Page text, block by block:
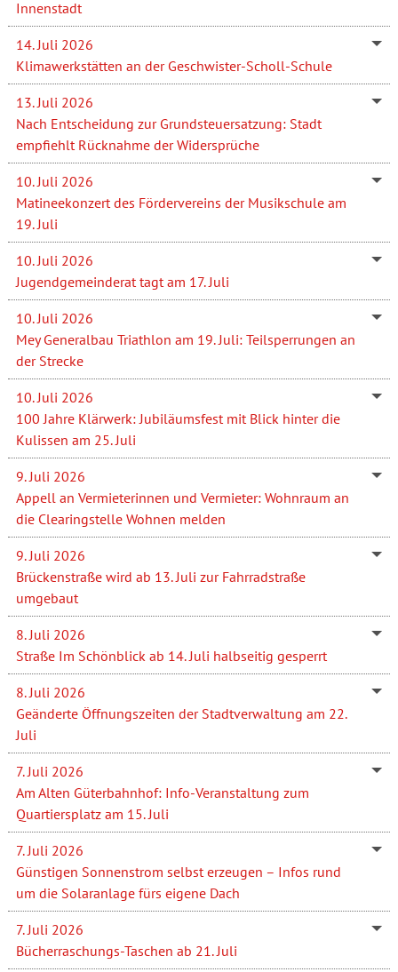
Innenstadt
14. Juli 2026
Klimawerkstätten an der Geschwister-Scholl-Schule
13. Juli 2026
Nach Entscheidung zur Grundsteuersatzung: Stadt
empfiehlt Rücknahme der Widersprüche
10. Juli 2026
Matineekonzert des Fördervereins der Musikschule am
19. Juli
10. Juli 2026
Jugendgemeinderat tagt am 17. Juli
10. Juli 2026
Mey Generalbau Triathlon am 19. Juli: Teilsperrungen an
der Strecke
10. Juli 2026
100 Jahre Klärwerk: Jubiläumsfest mit Blick hinter die
Kulissen am 25. Juli
9. Juli 2026
Appell an Vermieterinnen und Vermieter: Wohnraum an
die Clearingstelle Wohnen melden
9. Juli 2026
Brückenstraße wird ab 13. Juli zur Fahrradstraße
umgebaut
8. Juli 2026
Straße Im Schönblick ab 14. Juli halbseitig gesperrt
8. Juli 2026
Geänderte Öffnungszeiten der Stadtverwaltung am 22.
Juli
7. Juli 2026
Am Alten Güterbahnhof: Info-Veranstaltung zum
Quartiersplatz am 15. Juli
7. Juli 2026
Günstigen Sonnenstrom selbst erzeugen – Infos rund
um die Solaranlage fürs eigene Dach
7. Juli 2026
Bücherraschungs-Taschen ab 21. Juli